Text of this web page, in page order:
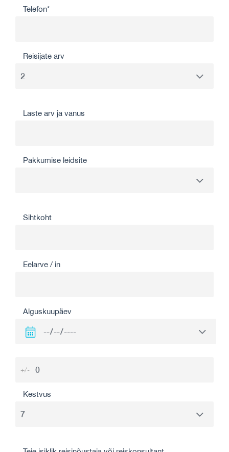
Telefon*
Reisijate arv
Laste arv ja vanus
Pakkumise leidsite
Sihtkoht
Eelarve / in
Alguskuupäev
+/-
Kestvus